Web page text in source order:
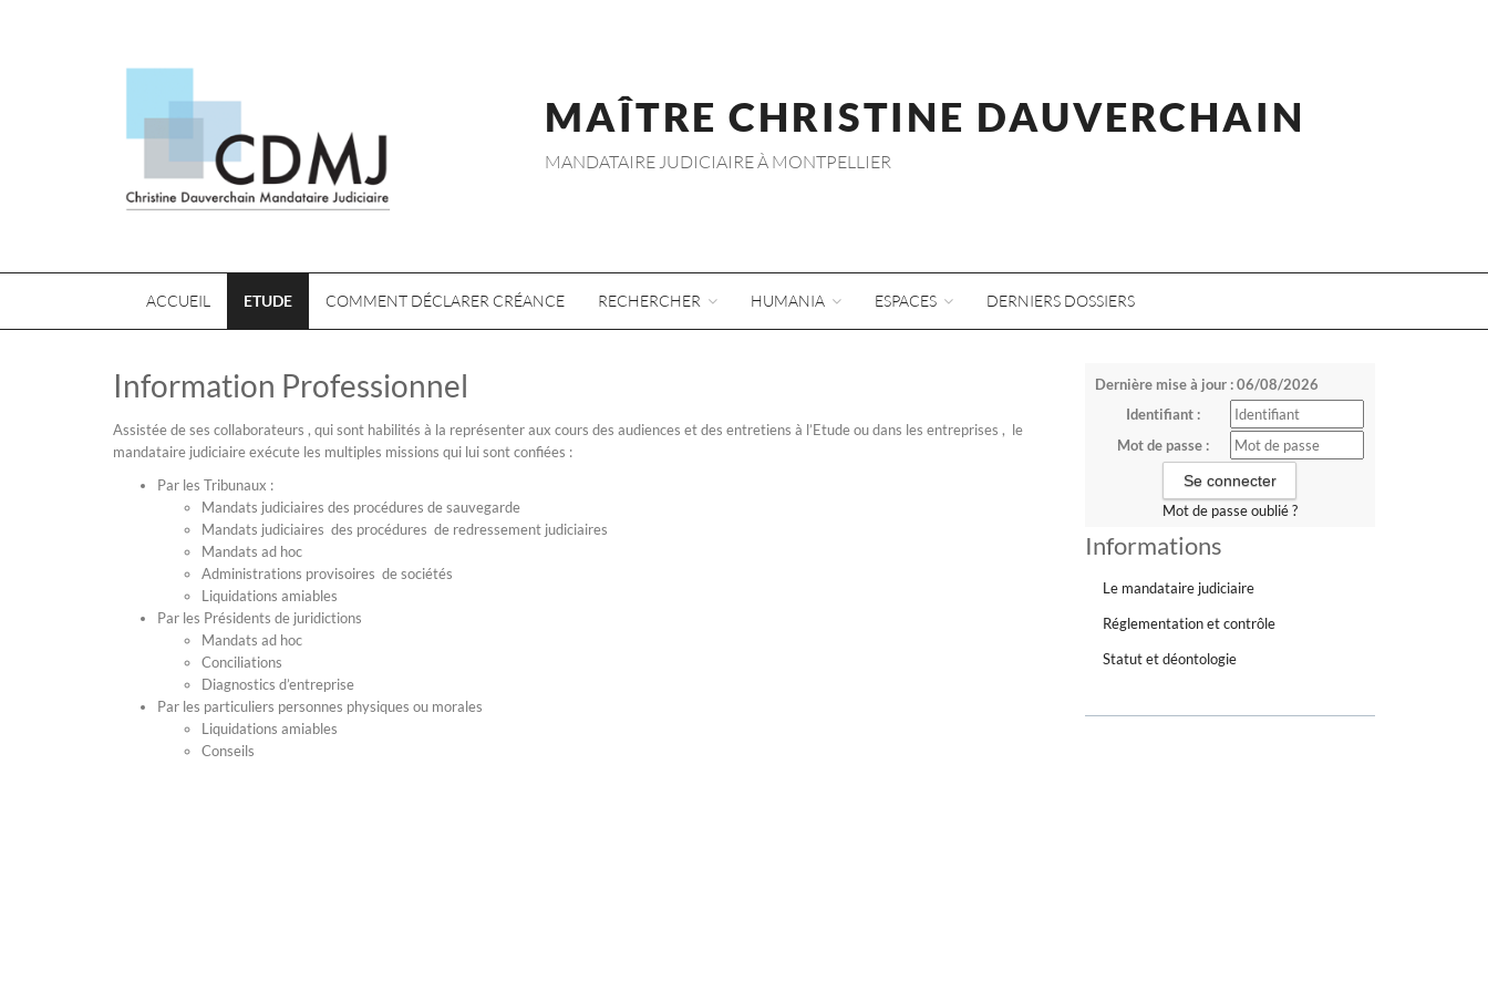
MAÎTRE CHRISTINE DAUVERCHAIN
MANDATAIRE JUDICIAIRE À MONTPELLIER
ACCUEIL ETUDE COMMENT DÉCLARER CRÉANCE RECHERCHER HUMANIA ESPACES DERNIERS DOSSIERS
Dernière mise à jour : 06/08/2026
Identifiant :
Mot de passe :
Mot de passe oublié ?
Informations
Le mandataire judiciaire
Réglementation et contrôle
Statut et déontologie
Information Professionnel
Assistée de ses collaborateurs , qui sont habilités à la représenter aux cours des audiences et des entretiens à l’Etude ou dans les entreprises , le
mandataire judiciaire exécute les multiples missions qui lui sont confiées :
Par les Tribunaux :
Mandats judiciaires des procédures de sauvegarde
Mandats judiciaires des procédures de redressement judiciaires
Mandats ad hoc
Administrations provisoires de sociétés
Liquidations amiables
Par les Présidents de juridictions
Mandats ad hoc
Conciliations
Diagnostics d’entreprise
Par les particuliers personnes physiques ou morales
Liquidations amiables
Conseils